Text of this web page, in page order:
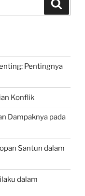
Pentingnya
Konflik
Dampaknya pada
Santun dalam
dalam